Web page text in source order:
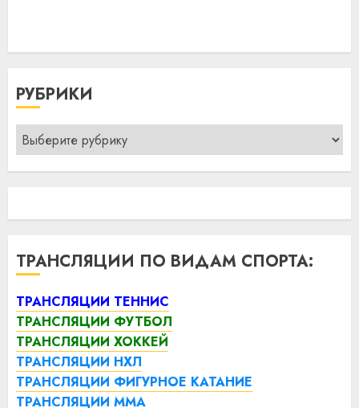
РУБРИКИ
Рубрики
ТРАНСЛЯЦИИ ПО ВИДАМ СПОРТА:
ТРАНСЛЯЦИИ ТЕННИС
ТРАНСЛЯЦИИ ФУТБОЛ
ТРАНСЛЯЦИИ ХОККЕЙ
ТРАНСЛЯЦИИ НХЛ
ТРАНСЛЯЦИИ ФИГУРНОЕ КАТАНИЕ
ТРАНСЛЯЦИИ ММА